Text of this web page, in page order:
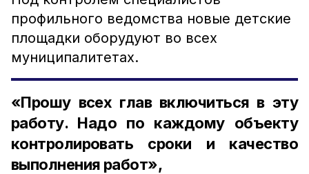
профильного ведомства новые детские
площадки оборудуют во всех
муниципалитетах.
«Прошу всех глав включиться в эту
работу. Надо по каждому объекту
контролировать сроки и качество
выполнения работ»,